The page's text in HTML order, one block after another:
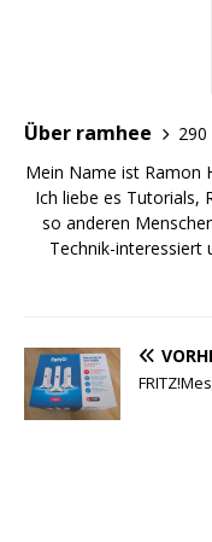
Über ramhee
290
Mein Name ist Ramon
Ich liebe es Tutorials,
so anderen
Technik-interessiert